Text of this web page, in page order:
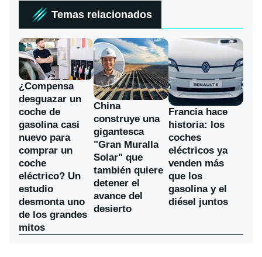
Temas relacionados
¿Compensa
desguazar un
coche de
gasolina casi
nuevo para
comprar un
coche
eléctrico? Un
estudio
desmonta uno
de los grandes
mitos
China
construye una
gigantesca
"Gran Muralla
Solar" que
también quiere
detener el
avance del
desierto
Francia hace
historia: los
coches
eléctricos ya
venden más
que los
gasolina y el
diésel juntos